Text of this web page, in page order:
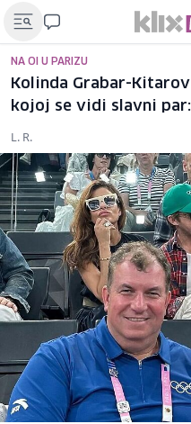
NA OI U PARIZU
Kolinda Grabar-
kojoj se vidi slavni
L. R.